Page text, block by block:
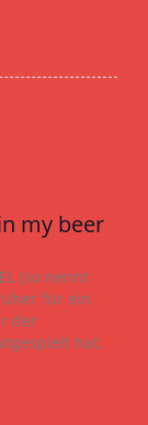
my beer
(so nennt
für ein
der
hat,